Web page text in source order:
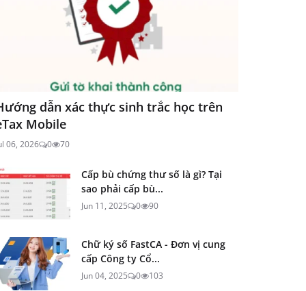
dẫn xác thực sinh trắc học trên
Mobile
06, 2026 0 70
Cấp bù chứng thư số là gì? Tại
sao phải cấp bù...
Jun 11, 2025 0 90
Chữ ký số FastCA - Đơn vị cung
cấp Công ty Cổ...
Jun 04, 2025 0 103